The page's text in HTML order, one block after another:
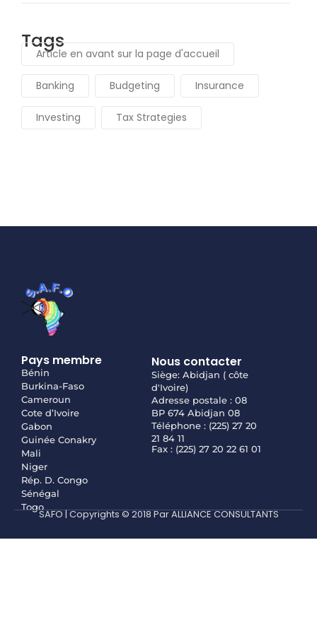
Tags
Article en avant sur la page d'accueil
Banking Budgeting Insurance
Investing Tax Strategies
Pays membre
Bénin
Burkina-Faso
Cameroun
Cote d’Ivoire
Gabon
Guinée Conakry
Mali
Niger
Rép. D. Congo
Sénégal
Togo
Nous contacter
Siège: Abidjan ( côte
d'Ivoire)
Adresse postale : 08
BP 674 Abidjan 08
Téléphone : (225) 27 20
21 84 11
Fax : (225) 27 20 22 61 01
SAFO | Copyrights © 2018 Par ALLIANCE CONSULTANTS